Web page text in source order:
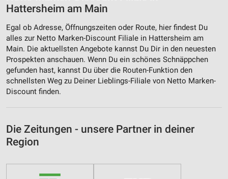
Hattersheim am Main
Egal ob Adresse, Öffnungszeiten oder Route, hier findest Du
alles zur Netto Marken-Discount Filiale in Hattersheim am
Main. Die aktuellsten Angebote kannst Du Dir in den neuesten
Prospekten anschauen. Wenn Du ein schönes Schnäppchen
gefunden hast, kannst Du über die Routen-Funktion den
schnellsten Weg zu Deiner Lieblings-Filiale von Netto Marken-
Discount finden.
Die Zeitungen - unsere Partner in deiner
Region